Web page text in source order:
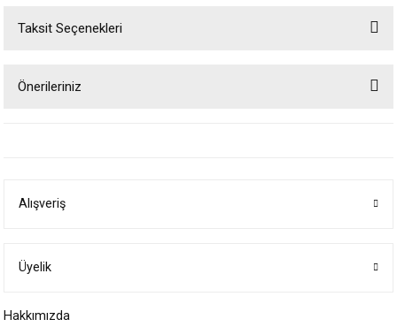
Taksit Seçenekleri
Önerileriniz
Ürün bilgilerinde hatalar bulunuyor.
Bu ürüne benzer farklı alternatifler olmalı.
Alışveriş
Üyelik
Hakkımızda